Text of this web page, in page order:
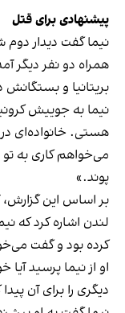
پیشنهادی برای قتل
نیما گفت دیدار دوم
همراه دو نفر دیگر
بریتانیا و بستگانش
نیما به جوییش
هستی. خانواده‌ای در
پوند.»
بر اساس این گزارش،
لندن اشاره کرد که
کرده بود و گفت
او از نیما پرسید
دیگری را برای آن